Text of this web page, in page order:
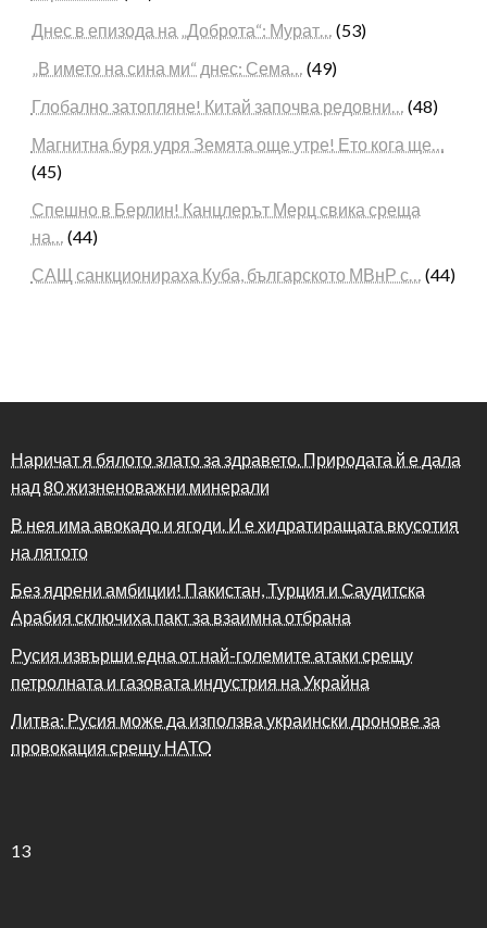
Днес в епизода на „Доброта“: Мурат… (53)
„В името на сина ми“ днес: Сема… (49)
Глобално затопляне! Китай започва редовни… (48)
Магнитна буря удря Земята още утре! Ето кога ще…
(45)
Спешно в Берлин! Канцлерът Мерц свика среща
на… (44)
САЩ санкционираха Куба, българското МВнР с… (44)
Наричат я бялото злато за здравето. Природата й е дала
над 80 жизненоважни минерали
В нея има авокадо и ягоди. И е хидратиращата вкусотия
на лятото
Без ядрени амбиции! Пакистан, Турция и Саудитска
Арабия сключиха пакт за взаимна отбрана
Русия извърши една от най-големите атаки срещу
петролната и газовата индустрия на Украйна
Литва: Русия може да използва украински дронове за
провокация срещу НАТО
13